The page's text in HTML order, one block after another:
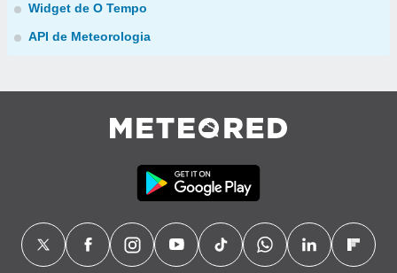
Widget de O Tempo
API de Meteorologia